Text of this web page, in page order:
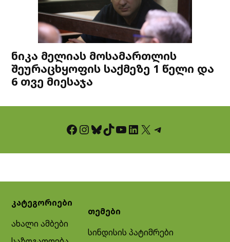
ნიკა მელიას მოსამართლის
შეურაცხყოფის საქმეზე 1 წელი და
6 თვე მიესაჯა
Facebook InstagramBluesky TikTok YouTube LinkedIn X Telegram
კატეგორიები
ახალი ამბები
თემები
სინდისის პატიმრები